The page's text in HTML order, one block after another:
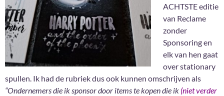
ACHTSTE editie
van Reclame
zonder
Sponsoring en
elk van hen gaat
over stationary
spullen. Ik had de rubriek dus ook kunnen omschrijven als
“Ondernemers die ik sponsor door items te kopen die ik (niet verder